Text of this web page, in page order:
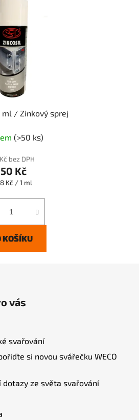
/ Zinkový sprej
(>50 ks)
bez DPH
Kč
Kč / 1 ml
KOŠÍKU
vás
svařování
si novou svářečku WECO
dotazy ze světa svařování